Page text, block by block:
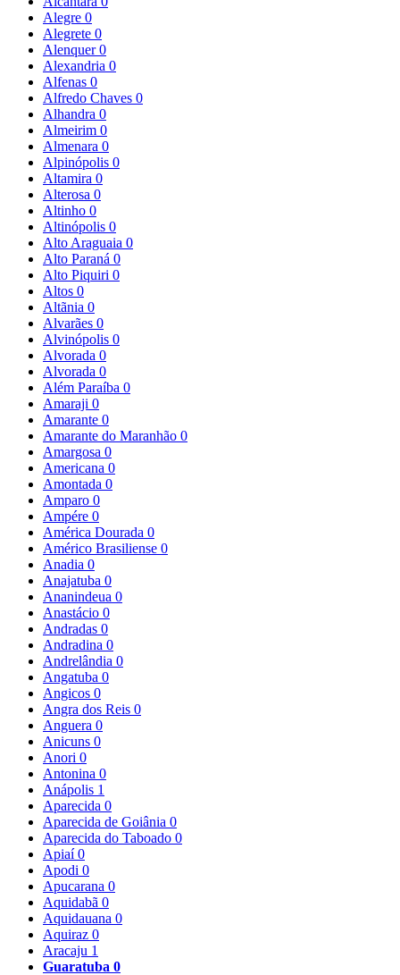
Alegre 0
Alegrete 0
Alenquer0
Alexandria 0
Alfenas 0
Alfredo Chaves 0
Alhandra 0
Almeirim 0
Almenara 0
Alpinópolis 0
Altamira 0
Alterosa 0
Altinho 0
Altinópolis 0
Alto Araguaia 0
Alto Paraná 0
Alto Piquiri 0
Altos 0
Altãnia 0
Alvarães 0
Alvinópolis 0
Alvorada 0
Alvorada 0
Além Paraíba 0
Amaraji 0
Amarante 0
Amarante do Maranhão 0
Amargosa 0
Americana 0
Amontada 0
Amparo 0
Ampére 0
América Dourada 0
Américo Brasiliense 0
Anadia 0
Anajatuba 0
Ananindeua 0
Anastácio 0
Andradas 0
Andradina 0
Andrelândia 0
Angatuba 0
Angicos 0
Angra dos Reis 0
Anguera 0
Anicuns 0
Anori 0
Antonina 0
Anápolis 1
Aparecida 0
Aparecida de Goiânia 0
Aparecida do Taboado 0
Apiaí0
Apodi 0
Apucarana 0
Aquidabã 0
Aquidauana 0
Aquiraz 0
Aracaju 1
Guaratuba 0